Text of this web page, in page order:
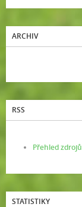
ARCHIV
RSS
Přehled zdrojů
STATISTIKY